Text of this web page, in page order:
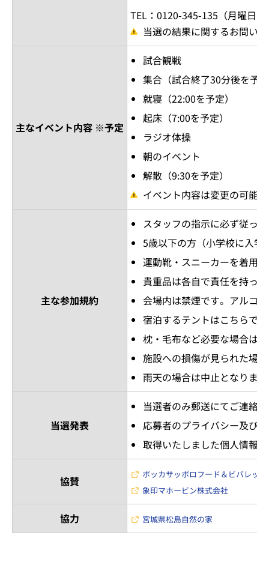
TEL：0120-345-135（月曜日
当選の結果に関するお問い
主なイベント内容 ※予定
試合観戦
集合（試合終了30分後を予
就寝（22:00を予定）
起床（7:00を予定）
ラジオ体操
朝のイベント
解散（9:30を予定）
イベント内容は変更の可能
主な参加規約
スタッフの指示に必ず従っ
5歳以下の方（小学校に入学
運動靴・スニーカーを着用
貴重品は各自で責任を持っ
会場内は禁煙です。アルコ
宿泊するテントはこちらで
枕・毛布など必要な場合は
施設への損傷が見られた場
雨天の場合は中止となりま
当選発表
当選者のみ郵送にてご連絡
応募者のプライバシー及び
取得いたしました個人情報
協賛
ポッカサッポロフード＆ビバレッ
象印マホービン株式会社
協力 宮城県松島自然の家